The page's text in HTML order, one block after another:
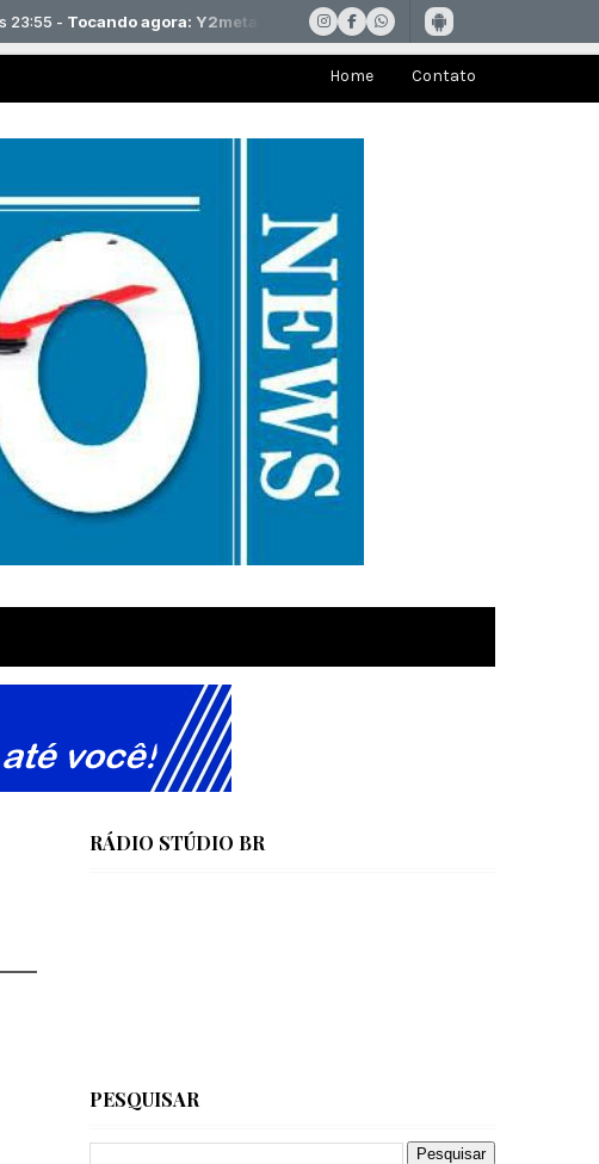
Home Contato
RÁDIO STÚDIO BR
PESQUISAR